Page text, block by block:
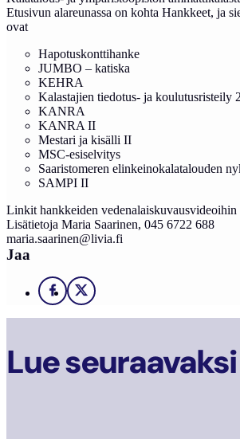
Etusivun alareunassa on kohta Hankkeet, ja
ovat
Hapotuskonttihanke
JUMBO – katiska
KEHRA
Kalastajien tiedotus- ja koulutusristeily
KANRA
KANRA II
Mestari ja kisälli II
MSC-esiselvitys
Saaristomeren elinkeinokalatalouden
SAMPI II
Linkit hankkeiden
Lisätietoja Maria Saarinen, 045 6722 688
maria.saarinen@livia.fi
Jaa
Facebook
X
Lue seuraavaksi